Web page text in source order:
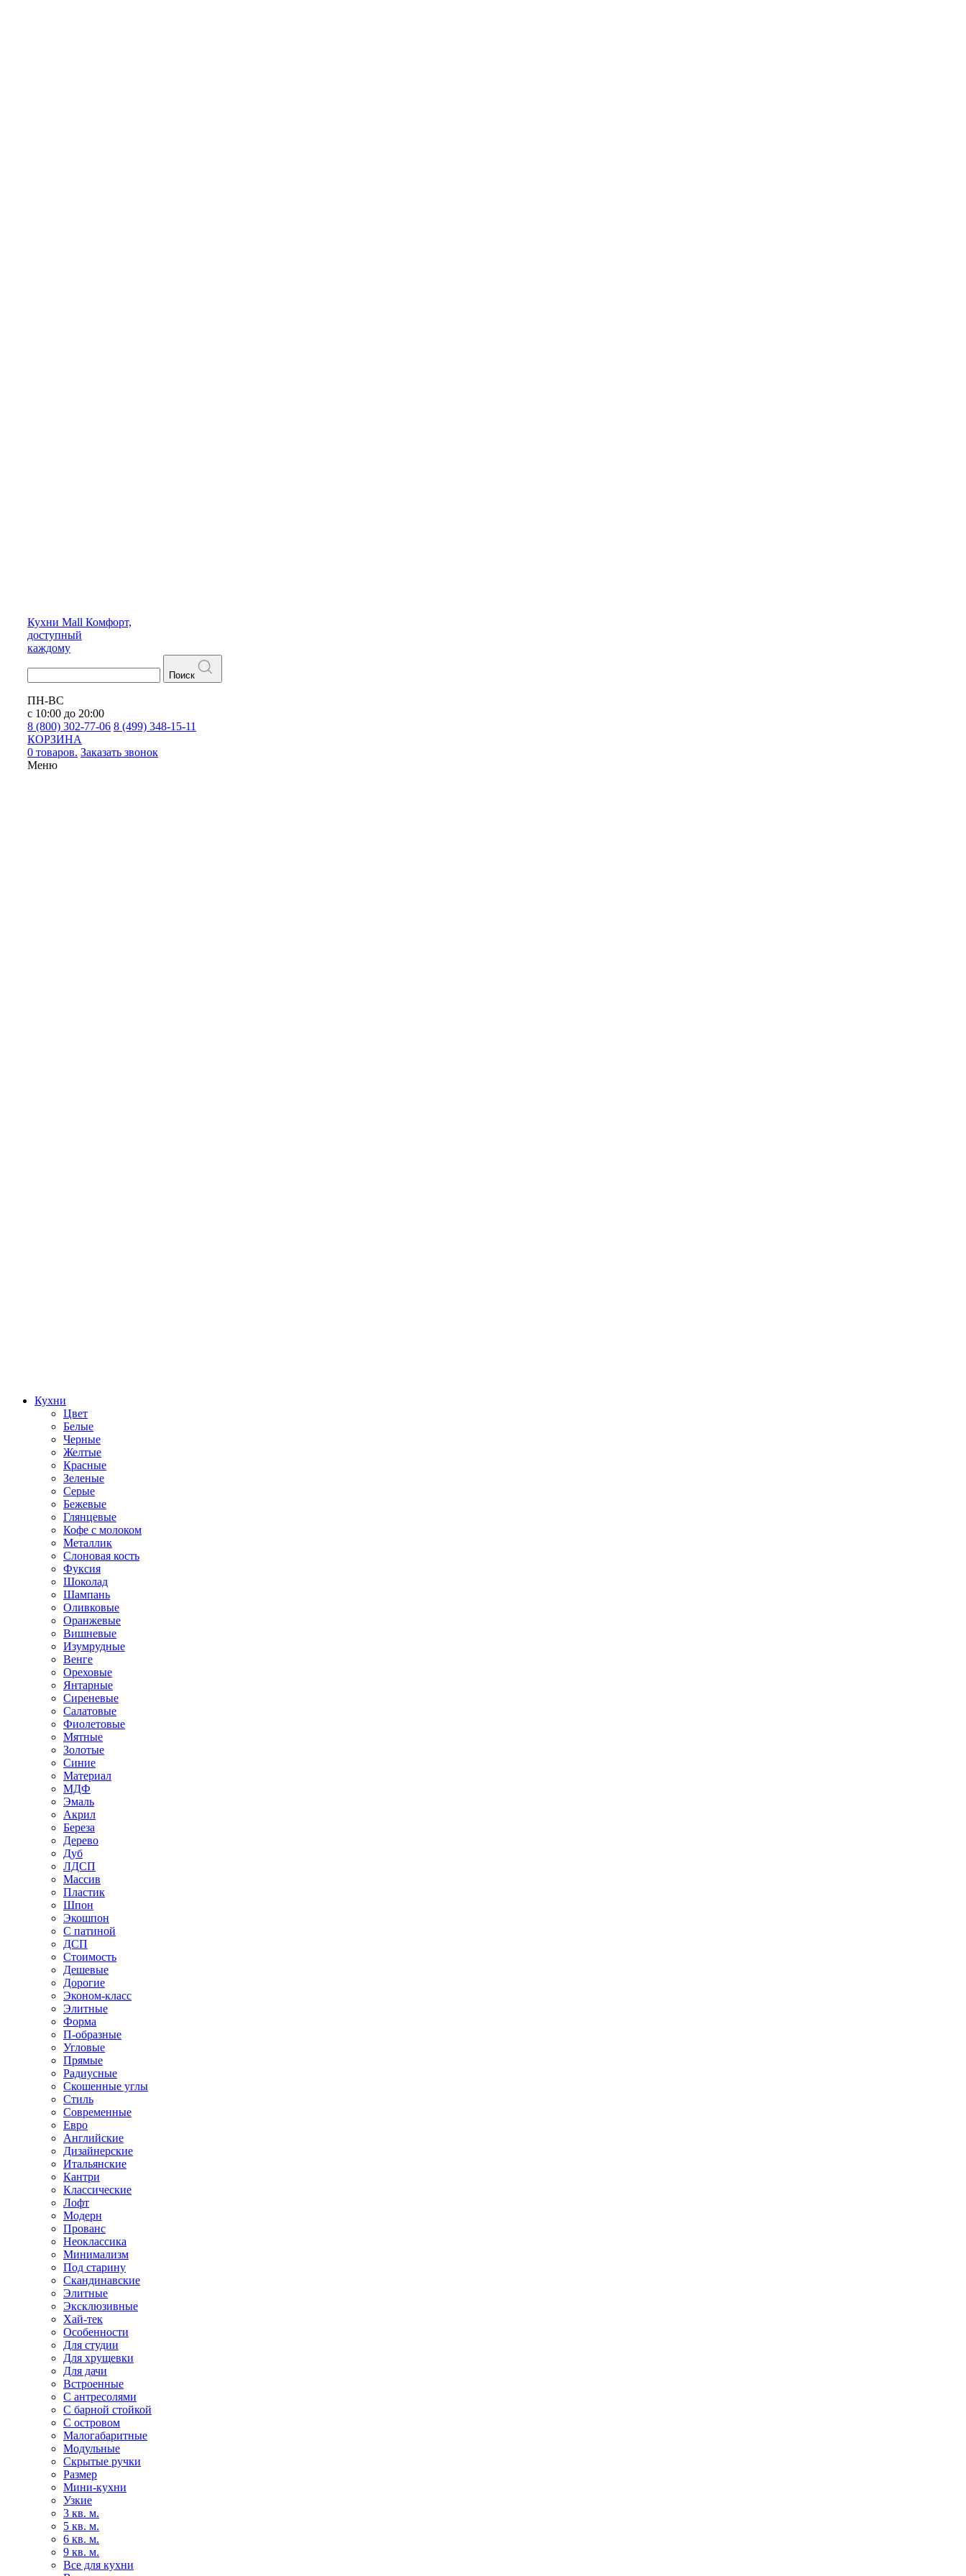
Кухни Mall Комфорт,
доступный
каждому
Поиск
ПН-ВС
с 10:00 до 20:00
8 (800) 302-77-06 8 (499) 348-15-11
КОРЗИНА
0 товаров. Заказать звонок
Меню
Кухни
Цвет
Белые
Черные
Желтые
Красные
Зеленые
Серые
Бежевые
Глянцевые
Кофе с молоком
Металлик
Слоновая кость
Фуксия
Шоколад
Шампань
Оливковые
Оранжевые
Вишневые
Изумрудные
Венге
Ореховые
Янтарные
Сиреневые
Салатовые
Фиолетовые
Мятные
Золотые
Синие
Материал
МДФ
Эмаль
Акрил
Береза
Дерево
Дуб
ЛДСП
Массив
Пластик
Шпон
Экошпон
С патиной
ДСП
Стоимость
Дешевые
Дорогие
Эконом-класс
Элитные
Форма
П-образные
Угловые
Прямые
Радиусные
Скошенные углы
Стиль
Современные
Евро
Английские
Дизайнерские
Итальянские
Кантри
Классические
Лофт
Модерн
Прованс
Неоклассика
Минимализм
Под старину
Скандинавские
Элитные
Эксклюзивные
Хай-тек
Особенности
Для студии
Для хрущевки
Для дачи
Встроенные
С антресолями
С барной стойкой
С островом
Малогабаритные
Модульные
Скрытые ручки
Размер
Мини-кухни
Узкие
3 кв. м.
5 кв. м.
6 кв. м.
9 кв. м.
Все для кухни